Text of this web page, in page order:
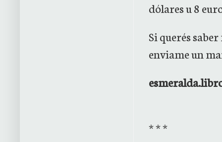
dólares u 8
Si querés
enviame un
* * *